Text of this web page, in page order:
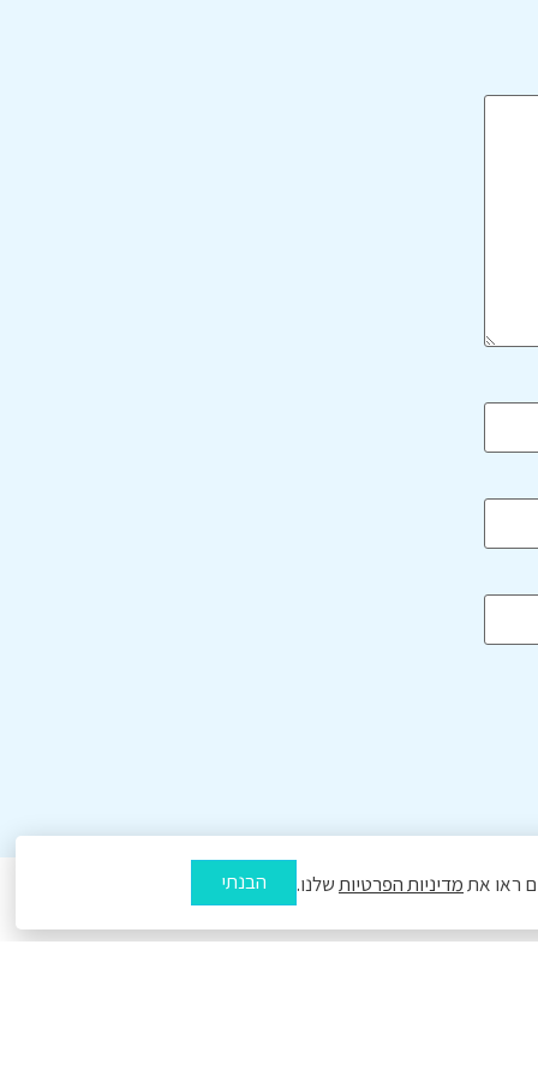
מדיניות הפרטיותשלנו. הבנתי